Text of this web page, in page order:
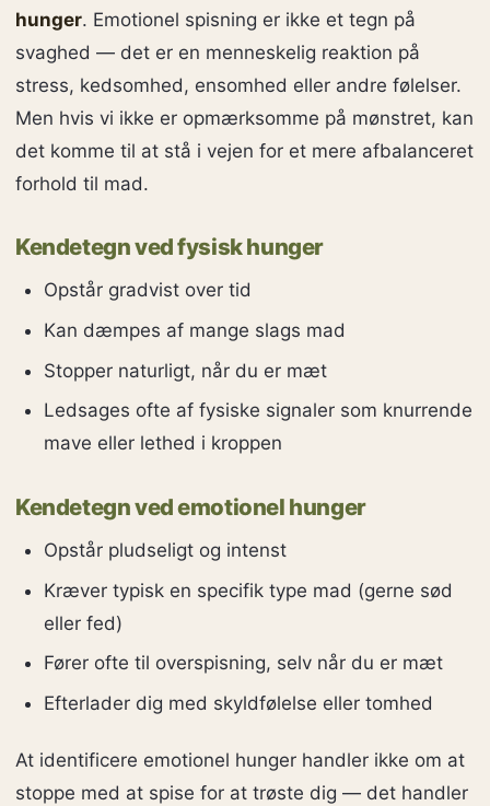
hunger. Emotionel spisning er ikke et tegn på
svaghed — det er en menneskelig reaktion på
stress, kedsomhed, ensomhed eller andre følelser.
Men hvis vi ikke er opmærksomme på mønstret, kan
det komme til at stå i vejen for et mere afbalanceret
forhold til mad.
Kendetegn ved fysisk hunger
Opstår gradvist over tid
Kan dæmpes af mange slags mad
Stopper naturligt, når du er mæt
Ledsages ofte af fysiske signaler som knurrende
mave eller lethed i kroppen
Kendetegn ved emotionel hunger
Opstår pludseligt og intenst
Kræver typisk en specifik type mad (gerne sød
eller fed)
Fører ofte til overspisning, selv når du er mæt
Efterlader dig med skyldfølelse eller tomhed
At identificere emotionel hunger handler ikke om at
stoppe med at spise for at trøste dig — det handler